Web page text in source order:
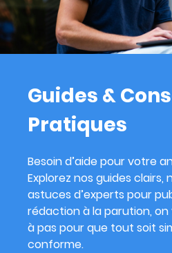
Guides &
Pratiques
Besoin d’aide pour votre
Explorez nos guides clairs,
astuces d’experts pour
rédaction à la parution,
à pas pour que tout soit
conforme.